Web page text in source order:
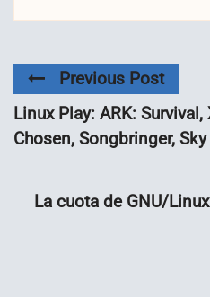
Previous Post
Linux Play: ARK:
Chosen, Songbringer,
La cuota de GNU/